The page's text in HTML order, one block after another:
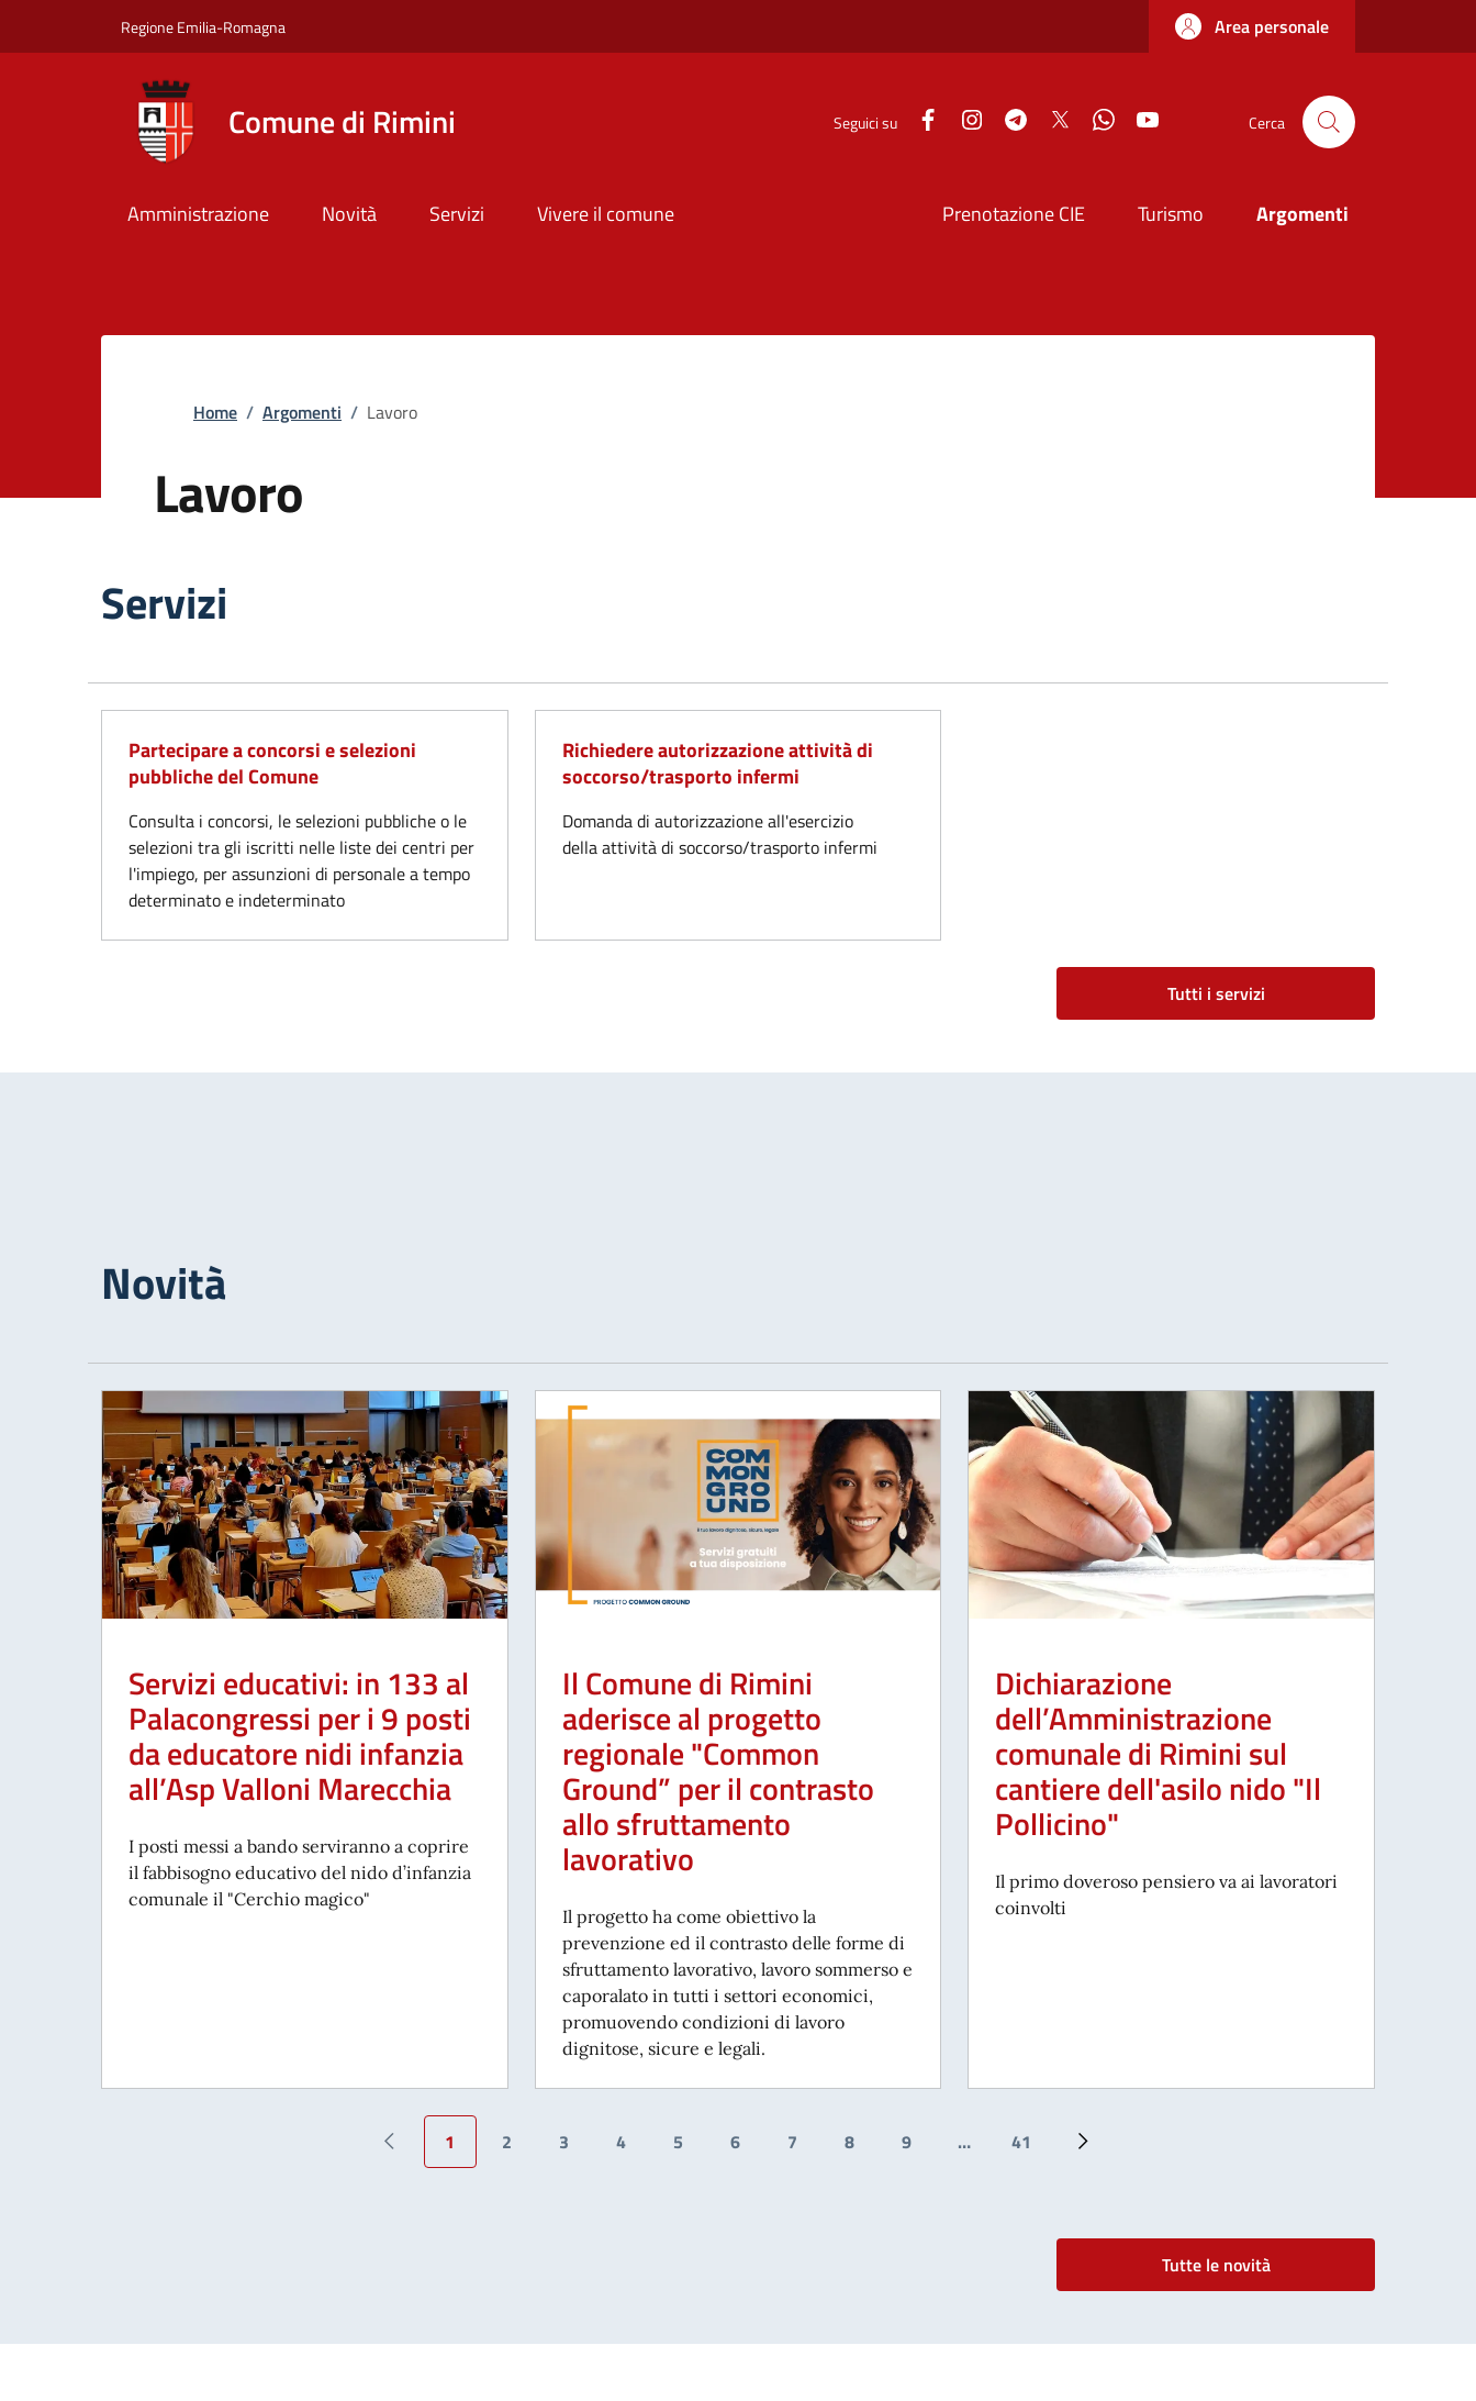
Regione Emilia-Romagna Area personale
Comune di Rimini Seguici su FacebookInstagramTelegramTwitter WhatsApp Cerca
Amministrazione Novità Servizi Vivere il comune Prenotazione CIE Turismo Argomenti
Briciole di pane
Home / Argomenti / Lavoro
Lavoro
Servizi
Partecipare a concorsi e selezioni
pubbliche del Comune
Consulta i concorsi, le selezioni pubbliche o le
selezioni tra gli iscritti nelle liste dei centri per
l'impiego, per assunzioni di personale a tempo
determinato e indeterminato
Richiedere autorizzazione attività di
soccorso/trasporto infermi
Domanda di autorizzazione all'esercizio
della attività di soccorso/trasporto infermi
Tutti i servizi
Novità
Servizi educativi: in 133 al
Palacongressi per i 9 posti
da educatore nidi infanzia
all’Asp Valloni Marecchia
I posti messi a bando serviranno a coprire
il fabbisogno educativo del nido d’infanzia
comunale il "Cerchio magico"
Il Comune di Rimini
aderisce al progetto
regionale "Common
Ground” per il contrasto
allo sfruttamento
lavorativo
Il progetto ha come obiettivo la
prevenzione ed il contrasto delle forme di
sfruttamento lavorativo, lavoro sommerso e
caporalato in tutti i settori economici,
promuovendo condizioni di lavoro
dignitose, sicure e legali.
Dichiarazione
dell’Amministrazione
comunale di Rimini sul
cantiere dell'asilo nido "Il
Pollicino"
Il primo doveroso pensiero va ai lavoratori
coinvolti
Pagina precedente
Pagina attuale
1
Pagina
2
Pagina
3
Pagina
4
Pagina
5
Pagina
6
Pagina
7
Pagina
8
Pagina
9 …
Ultima pagina
41
Pagina successiva
Tutte le novità